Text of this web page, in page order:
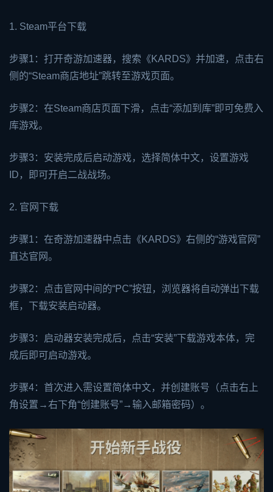
1. Steam平台下载
步骤1：打开奇游加速器，搜索《KARDS》并加速，点击右
侧的“Steam商店地址”跳转至游戏页面。
步骤2：在Steam商店页面下滑，点击“添加到库”即可免费入
库游戏。
步骤3：安装完成后启动游戏，选择简体中文，设置游戏
ID，即可开启二战战场。
2. 官网下载
步骤1：在奇游加速器中点击《KARDS》右侧的“游戏官网”
直达官网。
步骤2：点击官网中间的“PC”按钮，浏览器将自动弹出下载
框，下载安装启动器。
步骤3：启动器安装完成后，点击“安装”下载游戏本体，完
成后即可启动游戏。
步骤4：首次进入需设置简体中文，并创建账号（点击右上
角设置→右下角“创建账号”→输入邮箱密码）。